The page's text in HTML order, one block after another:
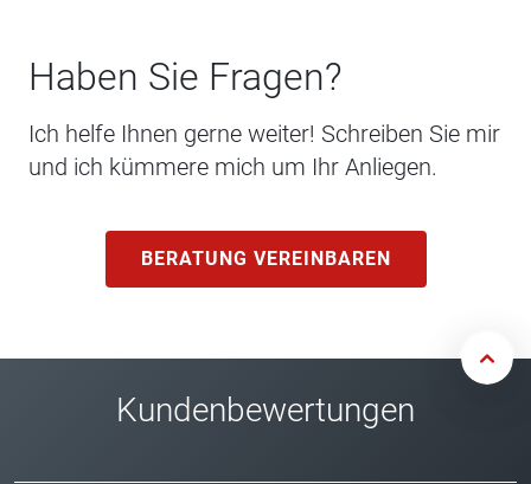
Haben Sie Fragen?
Ich helfe Ihnen gerne weiter! Schreiben Sie mir
und ich kümmere mich um Ihr Anliegen.
BERATUNG VEREINBAREN
Kundenbewertungen